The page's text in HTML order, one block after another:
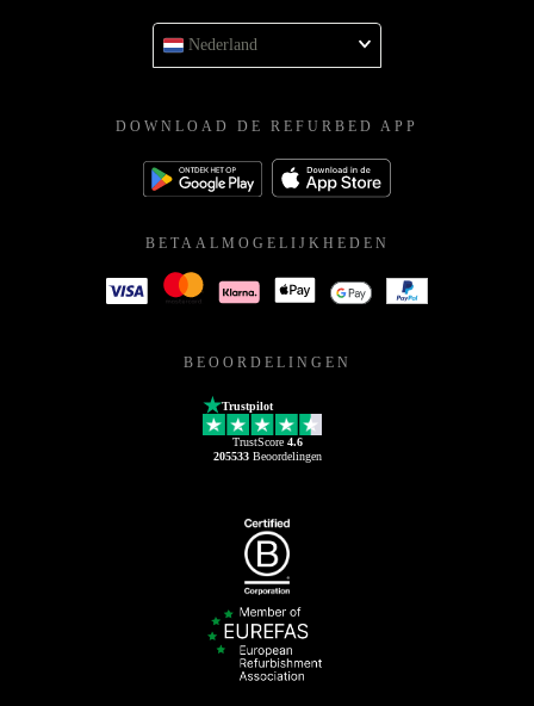
Nederland
DOWNLOAD DE REFURBED APP
BETAALMOGELIJKHEDEN
BEOORDELINGEN
Trustpilot
TrustScore 4.6
205533Beoordelingen